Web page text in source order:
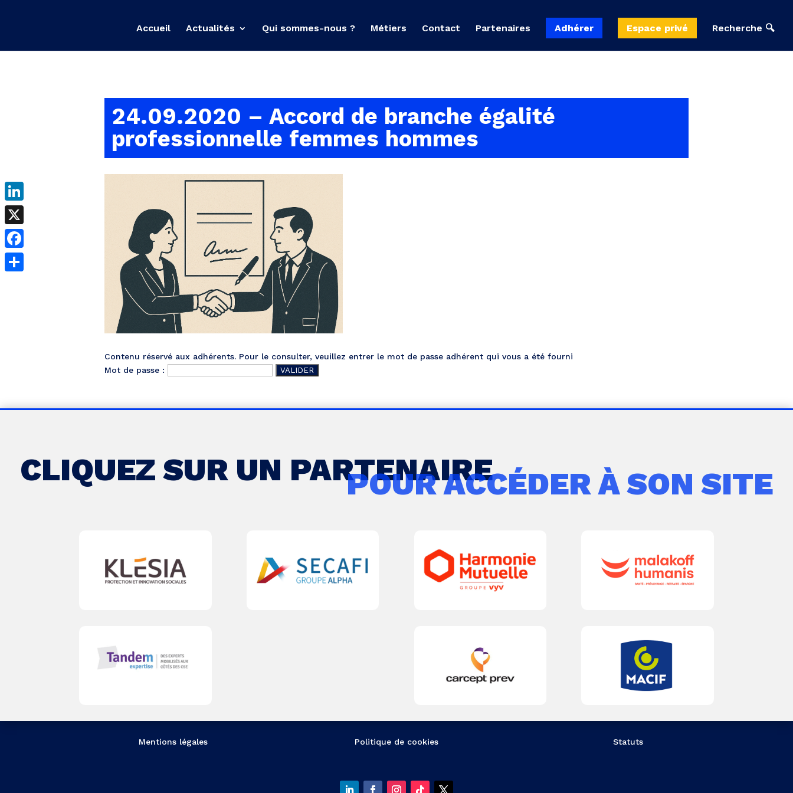
Accueil Actualités Qui sommes-nous ? Métiers Contact Partenaires Adhérer Espace privé Recherche 🔍
24.09.2020 – Accord de branche égalité
professionnelle femmes hommes
Contenu réservé aux adhérents. Pour le consulter, veuillez entrer le mot de passe adhérent qui vous a été fourni
Mot de passe :
CLIQUEZ SUR UN PARTENAIREPOUR ACCÉDER À SON SITE
Mentions légales Politique de cookies Statuts
LinkedIn
X
Facebook